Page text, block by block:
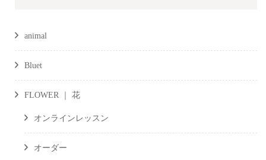
animal
Bluet
FLOWER ｜ 花
オンラインレッスン
オーダー